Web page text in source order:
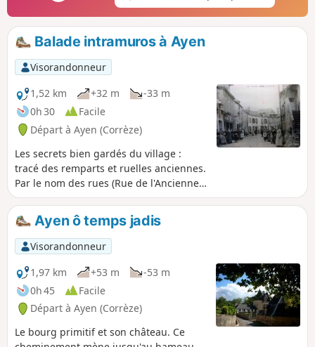
historiques susciteront votre curiosité !
Balade intramuros à Ayen
Visorandonneur
1,52 km
+32 m
-33 m
0h 30
Facile
Départ à Ayen (Corrèze)
Les secrets bien gardés du village :
tracé des remparts et ruelles anciennes.
Par le nom des rues (Rue de l'Ancienne
Gare, Rue du Pissol, Rue du Vouvent,
Rue du Puy Aux Clercs...), vous vous
imaginez prendre le tacot, laver le linge
aux lavoirs, étudier à l'école des
soeurs...sans oublier de prendre un
verre en terrasse face à la vallée,
dégourdir vos papilles dans l'un des
restaurants, découvrir la Maison du
Développement Durable et ses
expositions.
Ayen ô temps jadis
Visorandonneur
1,97 km
+53 m
-53 m
0h 45
Facile
Départ à Ayen (Corrèze)
Le bourg primitif et son château. Ce